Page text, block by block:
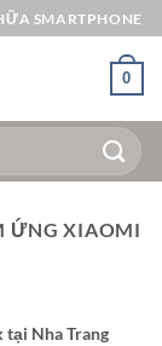
SMARTPHONE
0
ỨNG XIAOMI
tại Nha Trang